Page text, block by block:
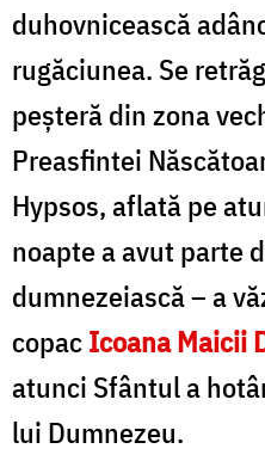
duhovnicească
rugăciunea. Se
peșteră din zona
Preasfintei
Hypsos, aflată pe
noapte a avut parte
dumnezeiască – a
copacIcoana Maicii
atunci Sfântul a
lui Dumnezeu.